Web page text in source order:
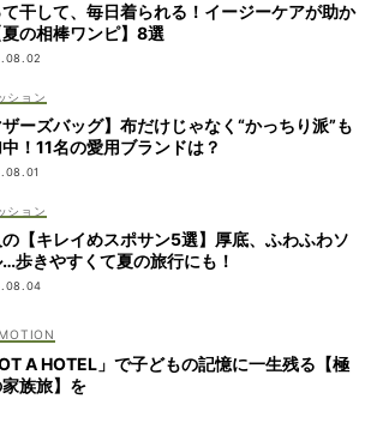
干して、毎日着られる！イージーケアが助か
の相棒ワンピ】8選
ション
ザーズバッグ】布だけじゃなく“かっちり派”も
！11名の愛用ブランドは？
ション
【キレイめスポサン5選】厚底、ふわふわソ
歩きやすくて夏の旅行にも！
A HOTEL」で子どもの記憶に一生残る【極
家族旅】を